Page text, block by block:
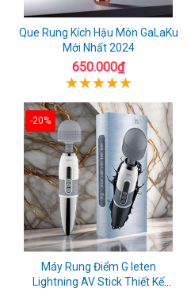
Que Rung Kích Hậu Môn GaLaKu
Mới Nhất 2024
650.000₫
-20%
Máy Rung Điểm G leten
Lightning AV Stick Thiết Kế